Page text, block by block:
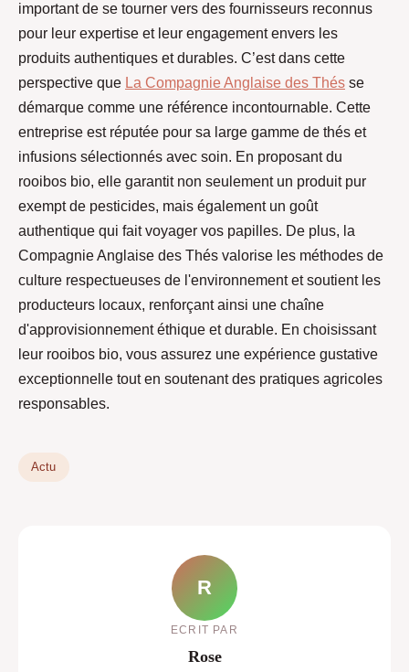
important de se tourner vers des fournisseurs reconnus
pour leur expertise et leur engagement envers les
produits authentiques et durables. C’est dans cette
perspective que La Compagnie Anglaise des Thés se
démarque comme une référence incontournable. Cette
entreprise est réputée pour sa large gamme de thés et
infusions sélectionnés avec soin. En proposant du
rooibos bio, elle garantit non seulement un produit pur
exempt de pesticides, mais également un goût
authentique qui fait voyager vos papilles. De plus, la
Compagnie Anglaise des Thés valorise les méthodes de
culture respectueuses de l'environnement et soutient les
producteurs locaux, renforçant ainsi une chaîne
d'approvisionnement éthique et durable. En choisissant
leur rooibos bio, vous assurez une expérience gustative
exceptionnelle tout en soutenant des pratiques agricoles
responsables.
Actu
R
ECRIT PAR
Rose